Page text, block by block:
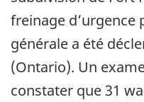
freinage d’urgence
générale a été
(Ontario). Un
constater que 31